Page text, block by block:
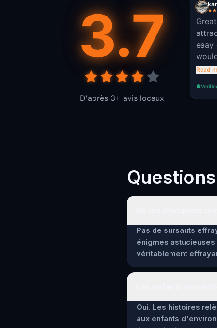
3.7
D'après 3+ avis locaux
eaay
Read
Pas de sursauts
énigmes
véritablement
Oui. Les histoires
aux enfants